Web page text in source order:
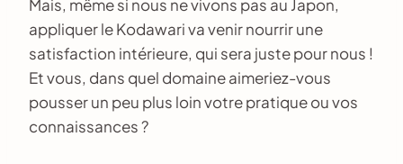
Mais, même si nous ne vivons pas au Japon,
appliquer le Kodawari va venir nourrir une
satisfaction intérieure, qui sera juste pour nous !
Et vous, dans quel domaine aimeriez-vous
pousser un peu plus loin votre pratique ou vos
connaissances ?